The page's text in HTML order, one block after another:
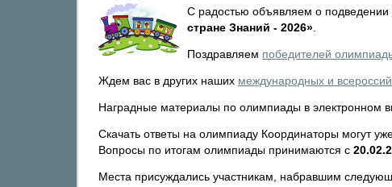
С радостью объявляем о подведении
стране Знаний - 2026»
Поздравляем победителей
Ждем вас в других наших международных и
Наградные материалы по олимпиады в электронном
Скачать ответы на олимпиаду Координаторы могут уже
Вопросы по итогам олимпиады принимаются с
Места присуждались участникам, набравшим